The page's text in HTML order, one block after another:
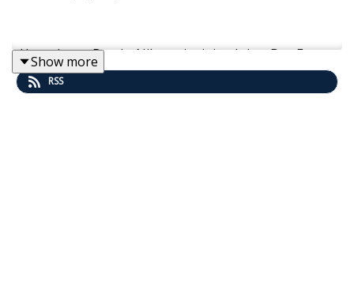
Host Lars Brock Nilsen is joined by Dr. Eugen
Tausch, a leading international expert in CLL at the
University Hospital in Ulm, to discuss how the field is
Show more
RSS